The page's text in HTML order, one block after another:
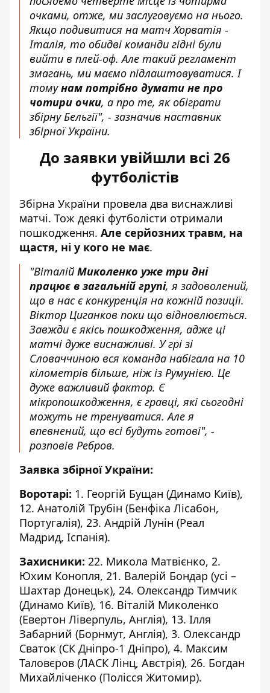
очками, отже, ми заслуговуємо на нього.
Якщо подивитися на матч Хорватія -
Італія, то обидві команди гідні були
вийти в плей-оф. Але такий регламент
змагань, ми маємо підлаштовуватися. І
томунам потрібно думати не про
чотири очки, а про те, як обіграти
збірну Бельгії", - зазначив наставник
збірної України.
До заявки увійшли всі 26
футболістів
Збірна України провела два виснажливі
матчі. Тож деякі футболісти отримали
пошкодження. Але серйозних травм, на
щастя, ні у кого не має.
"Віталій Миколенко уже три дні
працює в загальній групі, я задоволений,
що в нас є конкуренція на кожній позиції.
Віктор Циганков поки що відновлюється.
Завжди є якісь пошкодження, адже ці
матчі дуже виснажливі. У грі зі
Словаччиною вся команда набігала на 10
кілометрів більше, ніж із Румунією. Це
дуже важливий фактор. Є
мікропошкодження, є гравці, які сьогодні
можуть не тренуватися. Але я
впевнений, що всі будуть готові", -
розповів Ребров.
Заявка збірної України:
Воротарі: 1. Георгій Бущан (Динамо Київ),
12. Анатолій Трубін (Бенфіка Лісабон,
Португалія), 23. Андрій Лунін (Реал
Мадрид, Іспанія).
Захисники: 22. Микола Матвієнко, 2.
Юхим Конопля, 21. Валерій Бондар (усі –
Шахтар Донецьк), 24. Олександр Тимчик
(Динамо Київ), 16. Віталій Миколенко
(Евертон Ліверпуль, Англія), 13. Ілля
Забарний (Борнмут, Англія), 3. Олександр
Сваток (СК Дніпро-1 Дніпро), 4. Максим
Таловєров (ЛАСК Лінц, Австрія), 26. Богдан
Михайліченко (Полісся Житомир).